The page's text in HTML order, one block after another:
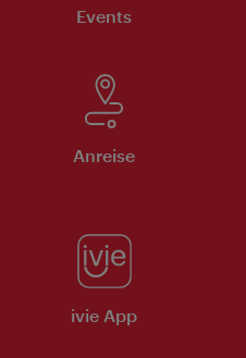
Events
Anreise
ivie App